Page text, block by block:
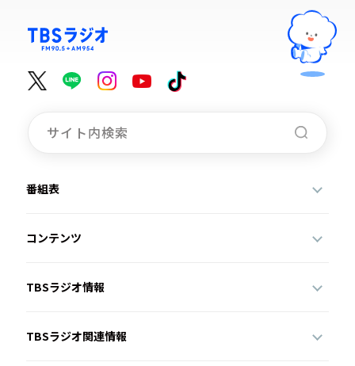
番組表
コンテンツ
TBSラジオ情報
TBSラジオ関連情報